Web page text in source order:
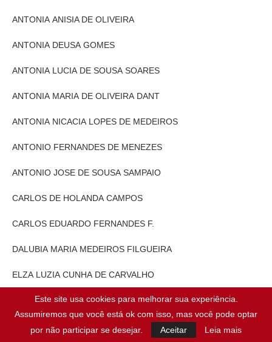
ANTONIA ANISIA DE OLIVEIRA
ANTONIA DEUSA GOMES
ANTONIA LUCIA DE SOUSA SOARES
ANTONIA MARIA DE OLIVEIRA DANT
ANTONIA NICACIA LOPES DE MEDEIROS
ANTONIO FERNANDES DE MENEZES
ANTONIO JOSE DE SOUSA SAMPAIO
CARLOS DE HOLANDA CAMPOS
CARLOS EDUARDO FERNANDES F.
DALUBIA MARIA MEDEIROS FILGUEIRA
ELZA LUZIA CUNHA DE CARVALHO
EXPEDITO CARREIRO DE SOUZA
FRANCISCA DE ASSIS MELO
Este site usa cookies para melhorar sua experiência.
Assumiremos que você está ok com isso, mas você pode optar
por não participar se desejar.
Aceitar Leia mais